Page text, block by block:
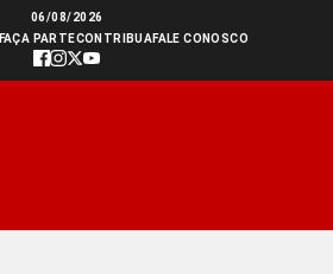
06/08/2026
FAÇA PARTECONTRIBUAFALE CONOSCO